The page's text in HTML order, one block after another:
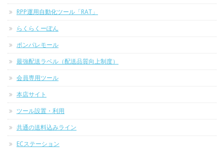
RPP運用自動化ツール「RAT」
らくらくーぽん
ポンパレモール
最強配送ラベル（配送品質向上制度）
会員専用ツール
本店サイト
ツール設置・利用
共通の送料込みライン
ECステーション